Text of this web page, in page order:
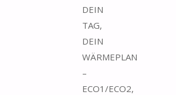
DEIN
TAG,
DEIN
WÄRMEPLAN
–
ECO1/ECO2,